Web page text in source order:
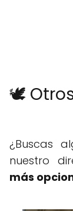
🕊️
¿Buscas
nuestro
más